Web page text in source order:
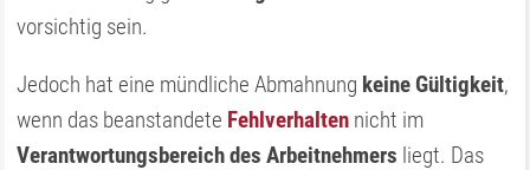
vorsichtig sein.
Jedoch hat eine mündliche Abmahnung keine Gültigkeit,
wenn das beanstandete Fehlverhalten nicht im
Verantwortungsbereich des Arbeitnehmers liegt. Das